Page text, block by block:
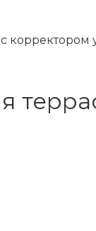
корректором